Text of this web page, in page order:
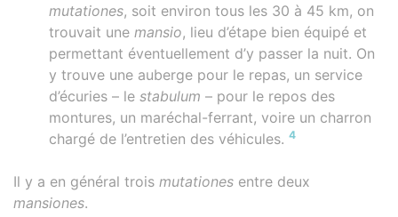
mutationes, soit environ tous les 30 à 45 km, on
trouvait une mansio, lieu d’étape bien équipé et
permettant éventuellement d’y passer la nuit. On
y trouve une auberge pour le repas, un service
d’écuries – le stabulum – pour le repos des
montures, un maréchal-ferrant, voire un charron
chargé de l’entretien des véhicules. 4
Il y a en général trois mutationes entre deux
mansiones.